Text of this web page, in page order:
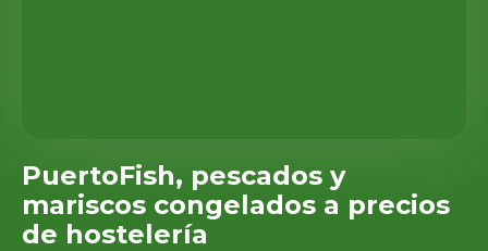
PuertoFish, pescados y
mariscos congelados a precios
de hostelería